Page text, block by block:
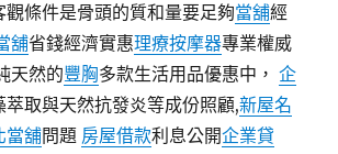
觀條件是骨頭的質和量要足夠當舖經
舖省錢經濟實惠理療按摩器專業權威
天然的豐胸多款生活用品優惠中，企
萃取與天然抗發炎等成份照顧,新屋名
當舖問題 房屋借款利息公開企業貸